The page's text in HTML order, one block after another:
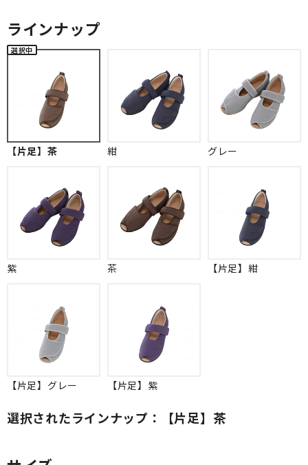
ラインナップ
【片足】茶 紺 グレー
紫 茶 【片足】紺
【片足】グレー 【片足】紫
選択されたラインナップ：【片足】茶